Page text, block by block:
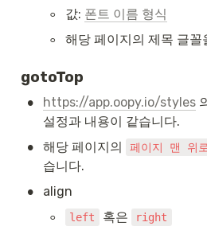
◦ 값: 폰트 이름 형식
◦ 해당 페이지의 제목 글꼴
gotoTop
• https://app.oopy.io/styles
설정과 내용이 같습니다.
• 해당 페이지의 페이지 맨 위
습니다.
• align
◦ left 혹은 right